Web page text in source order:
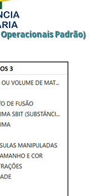
Padrão)